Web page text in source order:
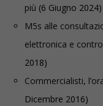
più (6 Giugno 2024)
M5s alle
elettronica e
2018)
Commercialisti,
Dicembre 2016)